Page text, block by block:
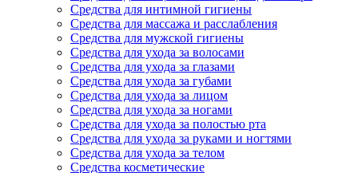
Средства для интимной гигиены
Средства для массажа и расслабления
Средства для мужской гигиены
Средства для ухода за волосами
Средства для ухода за глазами
Средства для ухода за губами
Средства для ухода за лицом
Средства для ухода за ногами
Средства для ухода за полостью рта
Средства для ухода за руками и ногтями
Средства для ухода за телом
Средства косметические